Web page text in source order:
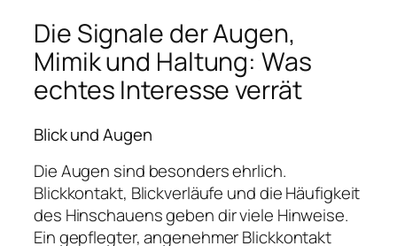
Die Signale der Augen,
Mimik und Haltung: Was
echtes Interesse verrät
Blick und Augen
Die Augen sind besonders ehrlich.
Blickkontakt, Blickverläufe und die Häufigkeit
des Hinschauens geben dir viele Hinweise.
Ein gepflegter, angenehmer Blickkontakt